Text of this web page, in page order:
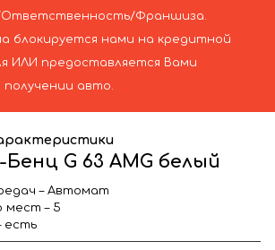
Ответственность/Франшиза.
блокируется нами на кредитной
ИЛИ предоставляется Вами
авто.
G 63 AMG белый
– Автомат
мест – 5
есть